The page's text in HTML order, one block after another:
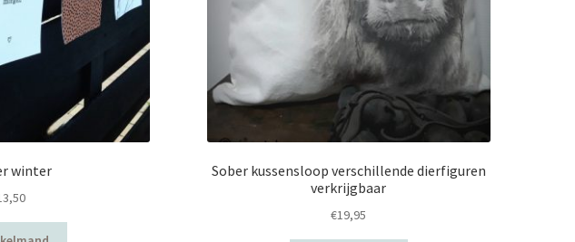
winter
Sober kussensloop verschillende dierfiguren
verkrijgbaar
€19,95